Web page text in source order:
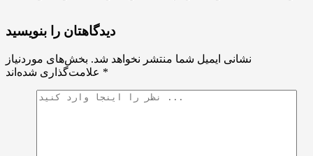
دیدگاهتان را بنویسید
نشانی ایمیل شما منتشر نخواهد شد. بخش‌های موردنیاز
*